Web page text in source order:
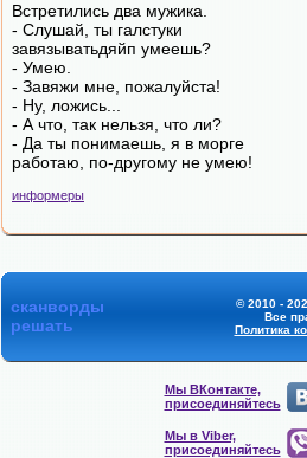
Встретились два мужика.
- Слушай, ты галстуки
завязыватьдяйп умеешь?
- Умею.
- Завяжи мне, пожалуйста!
- Ну, ложись...
- А что, так нельзя, что ли?
- Да ты понимаешь, я в морге
работаю, по-другому не умею!
информеры
сканворды
решать
© 2010 -
Все
Политика
Мы ВКонтакте,
присоединяйтесь
Мы в Viber,
присоединяйтесь